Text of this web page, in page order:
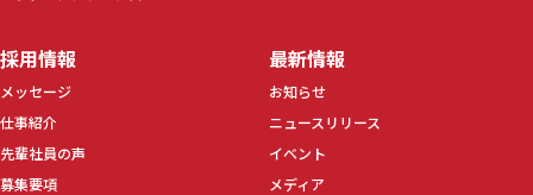
採用情報
メッセージ
仕事紹介
先輩社員の声
募集要項
最新情報
お知らせ
ニュースリリース
イベント
メディア